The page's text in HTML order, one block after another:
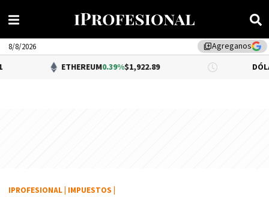
library_addAgreganos
8/8/2026
ETHEREUM 0.39%$1,922.89 DÓLAR BNA
IPROFESIONAL IMPUESTOS